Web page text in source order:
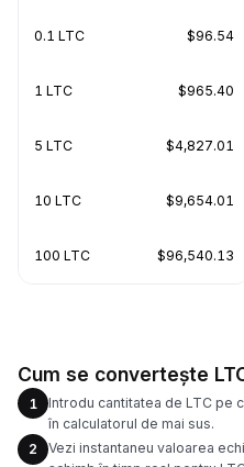
0.1 LTC $96.54
1 LTC $965.40
5 LTC $4,827.01
10 LTC $9,654.01
100 LTC $96,540.13
Cum se convertește
1
Introdu cantitatea de LTC pe
în calculatorul de mai sus.
2
Vezi instantaneu valoarea